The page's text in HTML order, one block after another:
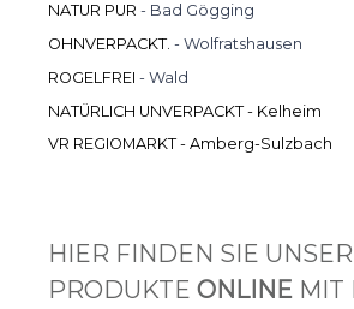
NATUR PUR - Bad Gögging
OHNVERPACKT. - Wolfratshausen
ROGELFREI - Wald
NATÜRLICH UNVERPACKT- Kelheim
VR REGIOMARKT - Amberg-Sulzbach
HIER FINDEN SIE
PRODUKTE ONLINE MIT